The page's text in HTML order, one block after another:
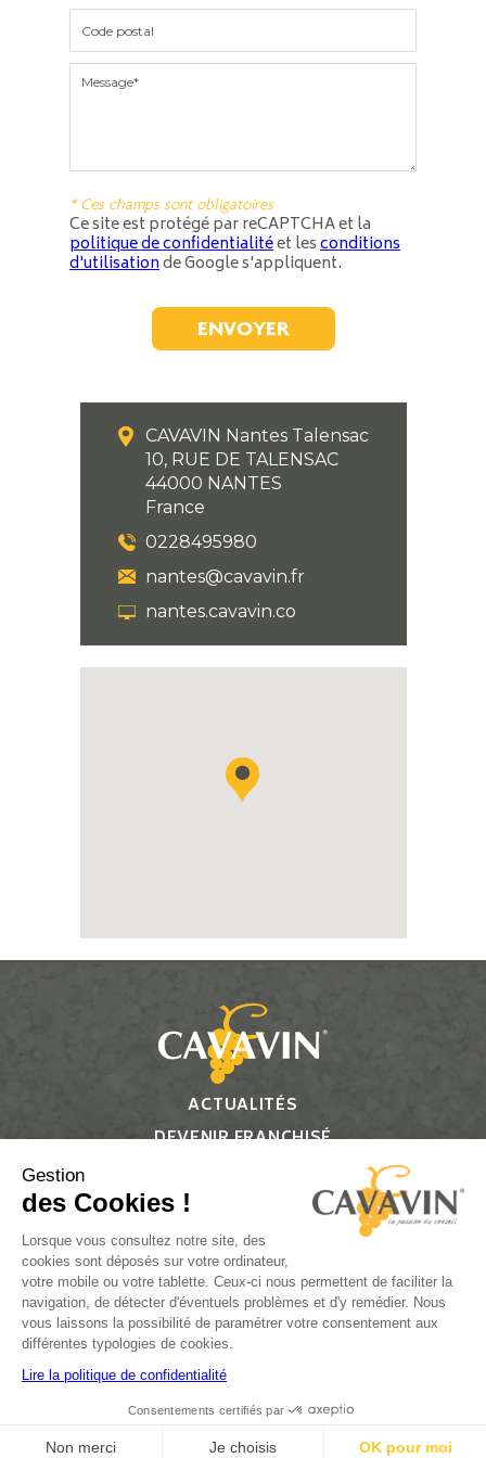
* Ces champs sont obligatoires
Ce site est protégé par reCAPTCHA et la
politique de confidentialitéet lesconditions
d'utilisationde Google s'appliquent.
CAVAVIN Nantes Talensac
10, RUE DE TALENSAC
44000 NANTES
France
0228495980
nantes@cavavin.fr
nantes.cavavin.co
ACTUALITÉS
DEVENIR FRANCHISÉ
Suivez-nous
L’ABUS D’ALCOOL EST DANGEREUX POUR LA SANTÉ, À
CONSOMMER AVEC MODÉRATION.
Gestion
des Cookies !
Lorsque vous consultez notre site, des
cookies sont déposés sur votre ordinateur,
votre mobile ou votre tablette. Ceux-ci nous permettent de faciliter la
navigation, de détecter d'éventuels problèmes et d'y remédier. Nous
vous laissons la possibilité de paramétrer votre consentement aux
différentes typologies de cookies.
Lire la politique de confidentialité
Consentements certifiés par
Non merci Je choisis OK pour moi